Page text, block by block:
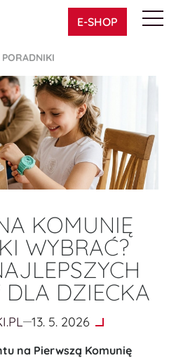
E-SHOP
PORADNIKI
KOMUNIĘ
WYBRAĆ?
DZIECKA
13. 5. 2026
na Pierwszą Komunię